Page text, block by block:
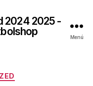
2024 2025 -
Menú